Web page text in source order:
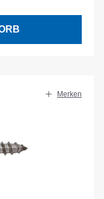
Merken